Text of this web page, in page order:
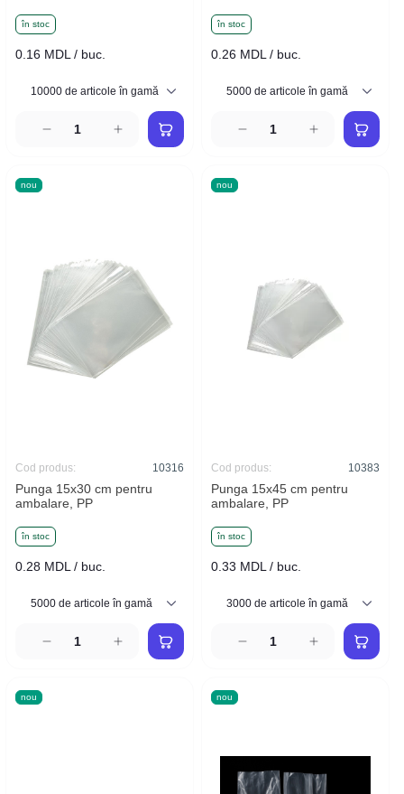
în stoc
0.16 MDL / buc.
în stoc
0.26 MDL / buc.
nou
în stoc
Punga 15x30 cm pentru
ambalare, PP
Cod produs: 10316
0.28 MDL / buc.
nou
în stoc
Punga 15x45 cm pentru
ambalare, PP
Cod produs: 10383
0.33 MDL / buc.
nou nou